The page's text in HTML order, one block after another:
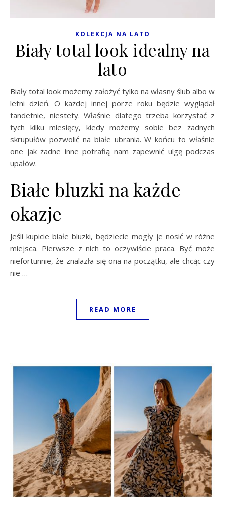
KOLEKCJA NA LATO
Biały total look idealny na
lato
Biały total look możemy założyć tylko na własny ślub albo w
letni dzień. O każdej innej porze roku będzie wyglądał
tandetnie, niestety. Właśnie dlatego trzeba korzystać z
tych kilku miesięcy, kiedy możemy sobie bez żadnych
skrupułów pozwolić na białe ubrania. W końcu to właśnie
one jak żadne inne potrafią nam zapewnić ulgę podczas
upałów.
Białe bluzki na każde
okazje
Jeśli kupicie białe bluzki, będziecie mogły je nosić w różne
miejsca. Pierwsze z nich to oczywiście praca. Być może
niefortunnie, że znalazła się ona na początku, ale chcąc czy
nie …
READ MORE